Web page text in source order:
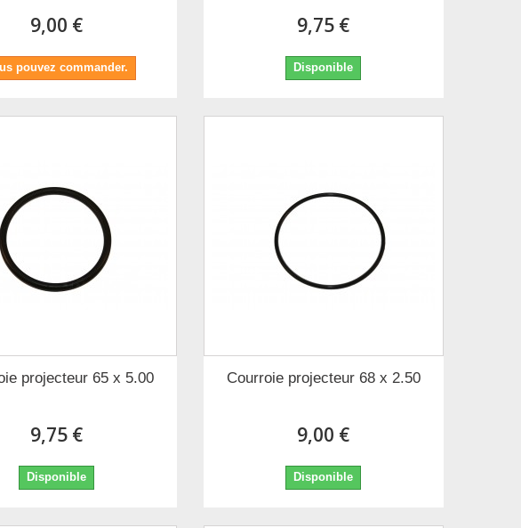
9,00 €
pouvez commander.
9,75 €
Disponible
projecteur 65 x 5.00
9,75 €
Disponible
Courroie projecteur 68 x 2.50
9,00 €
Disponible